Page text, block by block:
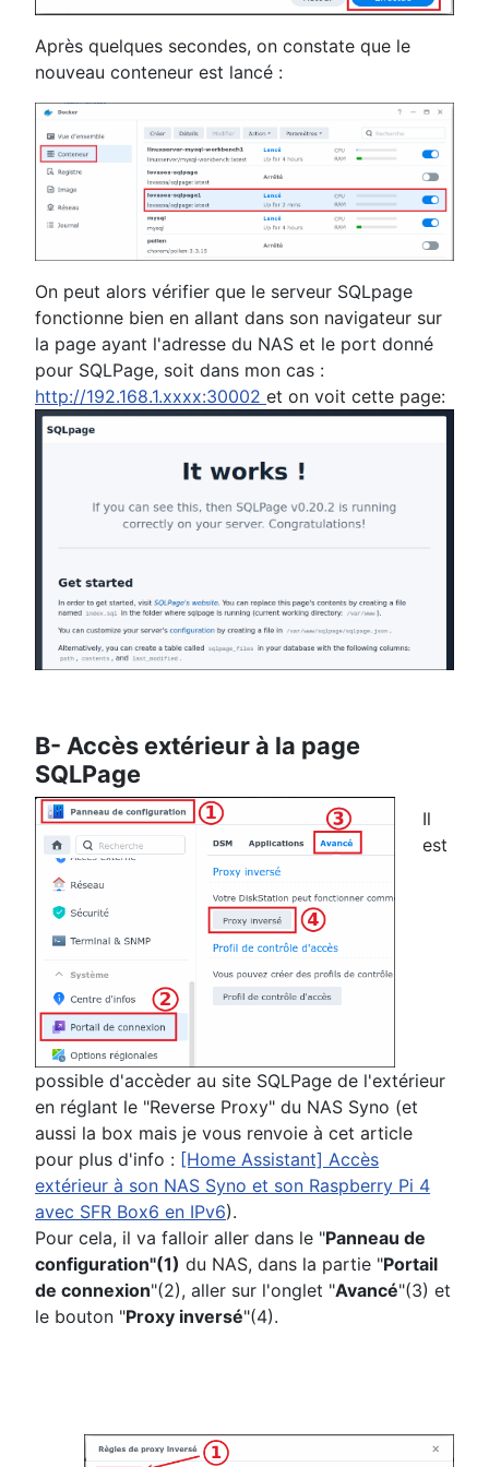
Après quelques secondes, on constate que le
nouveau conteneur est lancé :
On peut alors vérifier que le serveur SQLpage
fonctionne bien en allant dans son navigateur sur
la page ayant l'adresse du NAS et le port donné
pour SQLPage, soit dans mon cas :
http://192.168.1.xxxx:30002 et on voit cette page:
B- Accès extérieur à la page
SQLPage
Il
est
possible d'accèder au site SQLPage de l'extérieur
en réglant le "Reverse Proxy" du NAS Syno (et
aussi la box mais je vous renvoie à cet article
pour plus d'info : [Home Assistant] Accès
extérieur à son NAS Syno et son Raspberry Pi 4
avec SFR Box6 en IPv6).
Pour cela, il va falloir aller dans le "Panneau de
configuration"(1) du NAS, dans la partie "Portail
de connexion"(2), aller sur l'onglet "Avancé"(3) et
le bouton "Proxy inversé"(4).